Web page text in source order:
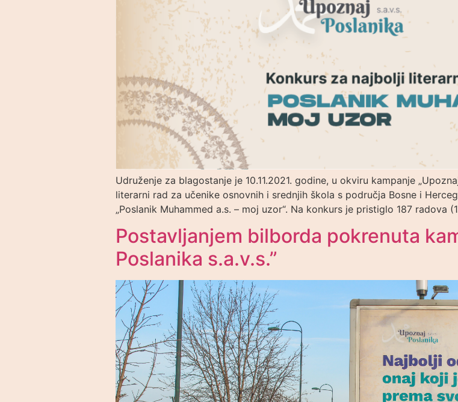
Udruženje za blagostanje je 10.11.2021. godine, u okviru kampanje
literarni rad za učenike osnovnih i srednjih škola s područja Bosne i
„Poslanik Muhammed a.s. – moj uzor“. Na konkurs je pristiglo 187
Postavljanjem bilborda pokrenuta
Poslanika s.a.v.s.”